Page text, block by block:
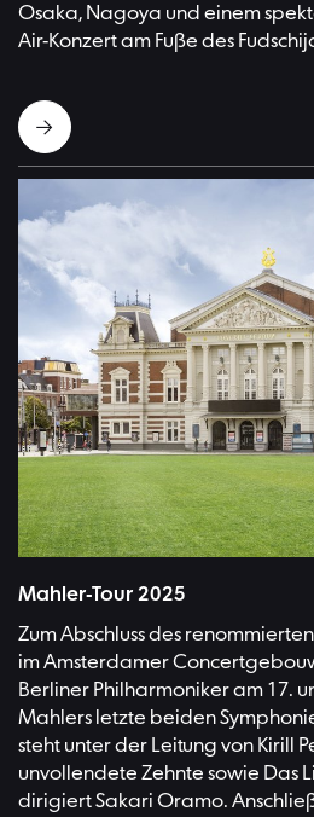
Osaka, Nagoya und einem
Air-Konzert am Fuße des
Mahler-Tour 2025
Zum Abschluss des
im Amsterdamer
Berliner Philharmoniker am 17.
Mahlers letzte beiden
steht unter der Leitung von Kirill
unvollendete Zehnte sowie Das
dirigiert Sakari Oramo.